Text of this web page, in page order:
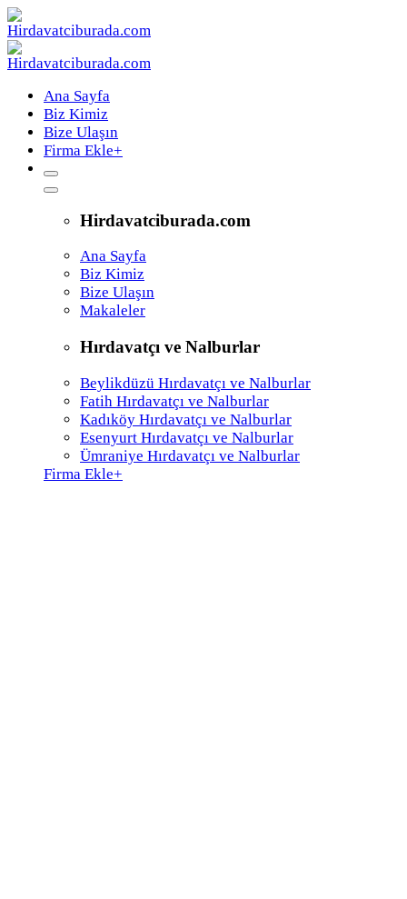
Ana Sayfa
Biz Kimiz
Bize Ulaşın
Firma Ekle+
Hirdavatciburada.com
Ana Sayfa
Biz Kimiz
Bize Ulaşın
Makaleler
Hırdavatçı ve Nalburlar
Beylikdüzü Hırdavatçı ve Nalburlar
Fatih Hırdavatçı ve Nalburlar
Kadıköy Hırdavatçı ve Nalburlar
Esenyurt Hırdavatçı ve Nalburlar
Ümraniye Hırdavatçı ve Nalburlar
Firma Ekle+